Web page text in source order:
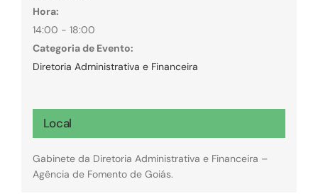
Hora:
14:00 - 18:00
Categoria de Evento:
Diretoria Administrativa e Financeira
Local
Gabinete da Diretoria Administrativa e Financeira –
Agência de Fomento de Goiás.